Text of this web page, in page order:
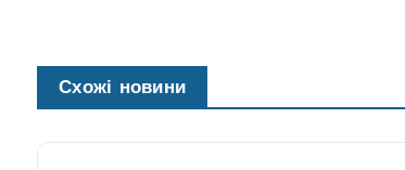
Схожі новини